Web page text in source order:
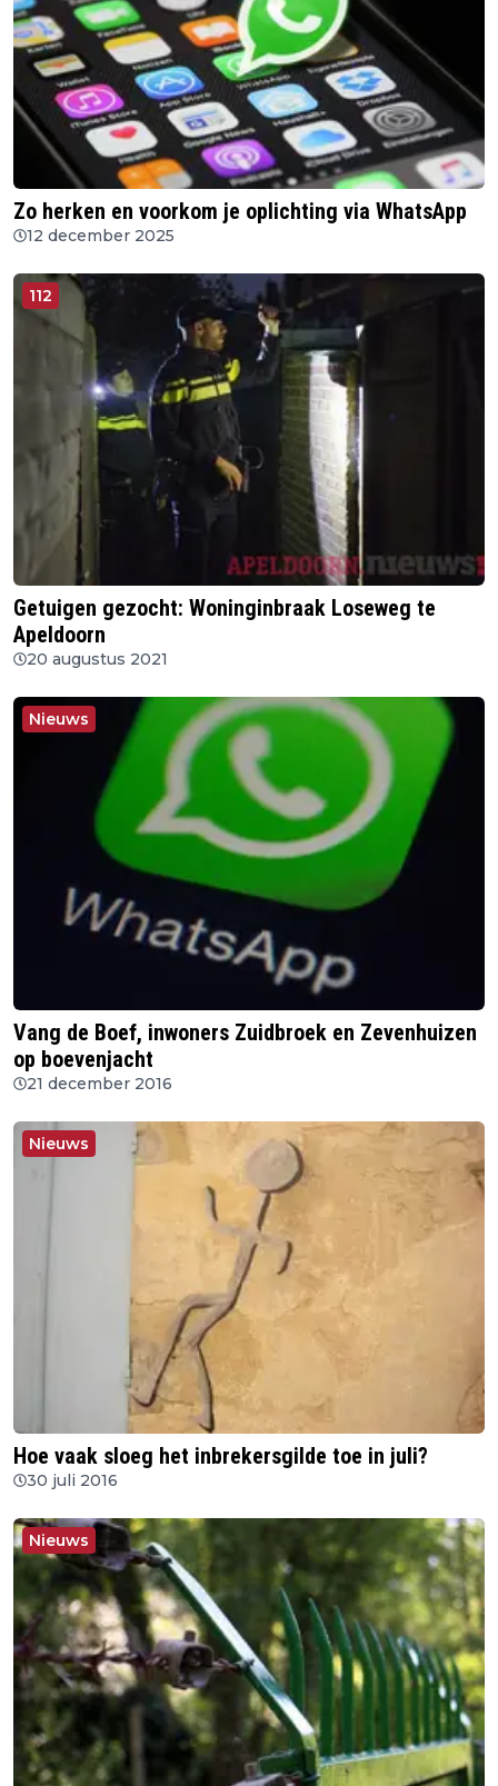
Zo herken en voorkom je oplichting via WhatsApp
12 december 2025
112
Getuigen gezocht: Woninginbraak Loseweg te
Apeldoorn
20 augustus 2021
Nieuws
Vang de Boef, inwoners Zuidbroek en Zevenhuizen
op boevenjacht
21 december 2016
Nieuws
Hoe vaak sloeg het inbrekersgilde toe in juli?
30 juli 2016
Nieuws